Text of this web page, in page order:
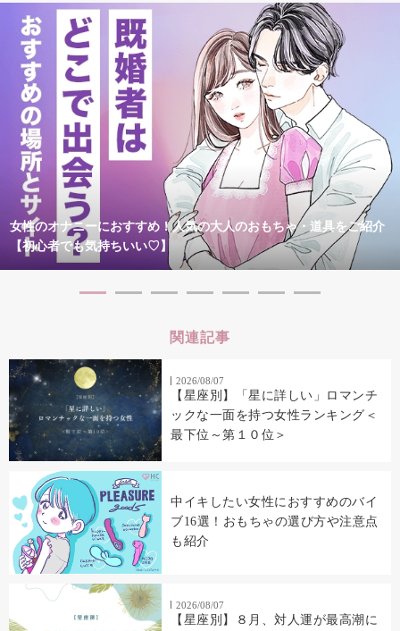
女性のオナニーにおすすめ！人気の大人のおもちゃ・道具をご紹介
【初心者でも気持ちいい♡】
関連記事
2026/08/07
【星座別】「星に詳しい」ロマンチ
ックな一面を持つ女性ランキング＜
最下位～第１０位＞
中イキしたい女性におすすめのバイ
ブ16選！おもちゃの選び方や注意点
も紹介
2026/08/07
【星座別】８月、対人運が最高潮に